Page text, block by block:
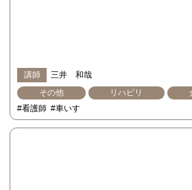
講師
三井 和哉
その他
リハビリ
#看護師 #車いす